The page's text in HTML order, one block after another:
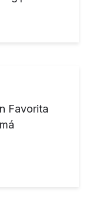
Favorita